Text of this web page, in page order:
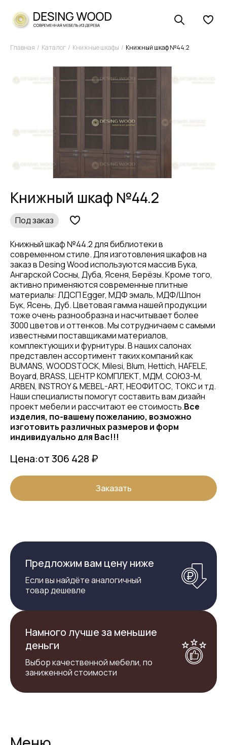
Главная Каталог Книжные шкафы Книжный шкаф №44.2
Книжный шкаф №44.2
Под заказ
Книжный шкаф №44.2 для библиотеки в
современном стиле. Для изготовления шкафов на
заказ в Desing Wood используются массив Бука,
Ангарской Сосны, Дуба, Ясеня, Берёзы. Кроме того,
активно применяются современные плитные
материалы: ЛДСП Egger, МДФ эмаль, МДФ/Шпон
Бук, Ясень, Дуб. Цветовая гамма нашей продукции
тоже очень разнообразна и насчитывает более
3000 цветов и оттенков. Мы сотрудничаем с самыми
известными поставщиками материалов,
комплектующих и фурнитуры. В наших салонах
представлен ассортимент таких компаний как
BUMANS, WOODSTOCK, Milesi, Blum, Hettich, HAFELE,
Boyard, BRASS, ЦЕНТР КОМПЛЕКТ, МДМ, СОЮЗ-М,
ARBEN, INSTROY & MEBEL-ART, НЕОФИТОС, ТОКС и тд.
Наши специалисты помогут составить вам дизайн
проект мебели и рассчитают ее стоимость.Все
изделия, по-вашему пожеланию, возможно
изготовить различных размеров и форм
индивидуально для Вас!!!
Цена:от 306 428 ₽
Заказать
Предложим вам цену ниже
Если вы найдёте аналогичный
товар дешевле
Намного лучше за меньшие
деньги
Выбор качественной мебели, по
заниженной стоимости